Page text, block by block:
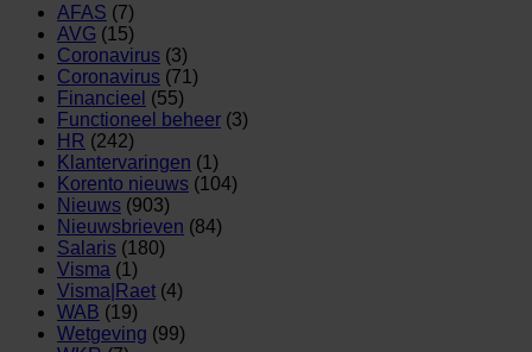
AFAS (7)
AVG (15)
Coronavirus (3)
Coronavirus (71)
Financieel (55)
Functioneel beheer (3)
HR (242)
Klantervaringen (1)
Korento nieuws (104)
Nieuws (903)
Nieuwsbrieven (84)
Salaris (180)
Visma (1)
Visma|Raet (4)
WAB (19)
Wetgeving (99)